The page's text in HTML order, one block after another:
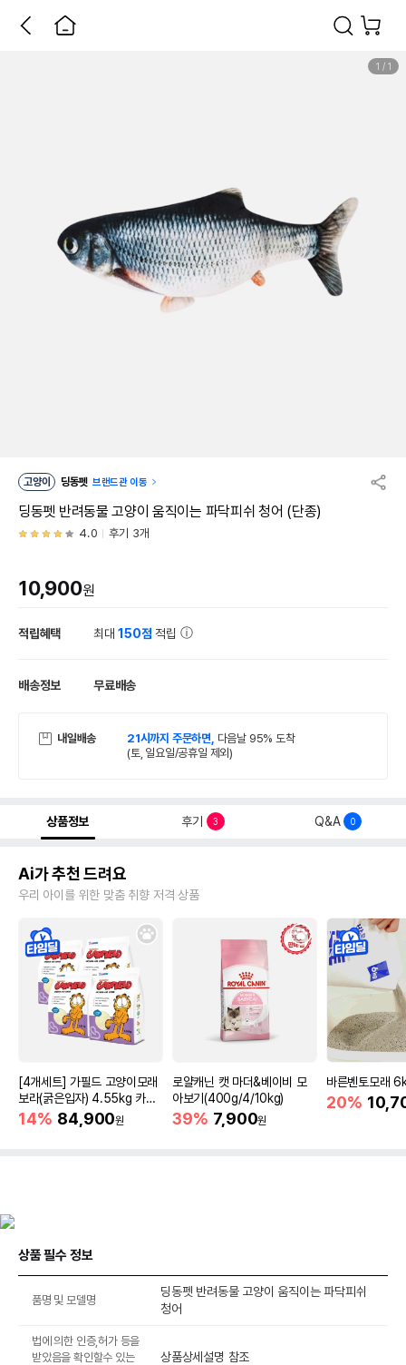
1 / 1
고양이 딩동펫 브랜드관 이동
딩동펫 반려동물 고양이 움직이는 파닥피쉬 청어 (단종)
4.0 후기 3개
10,900원
적립혜택 최대150점 적립
배송정보 무료배송
내일배송 21시까지 주문하면, 다음날 95% 도착
(토, 일요일/공휴일 제외)
상품정보 후기 3 Q&A 0
Ai가 추천 드려요
우리 아이를 위한 맞춤 취향 저격 상품
[4개세트] 가필드 고양이모래
보라(굵은입자) 4.55kg 카사
바모래
14% 84,900원
로얄캐닌 캣 마더&베이비 모
아보기(400g/4/10kg)
39% 7,900원
바른벤토모래
20%
상품 필수 정보
품명 및 모델명
딩동펫 반려동물 고양이 움직이는 파닥피쉬
청어
법에 의한 인증,허가 등을
받았음을 확인할수 있는
상품상세설명 참조